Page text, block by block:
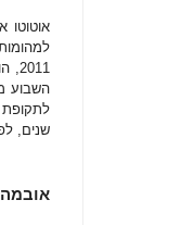
אוטוטו
השבוע
לתקופת
שנים,